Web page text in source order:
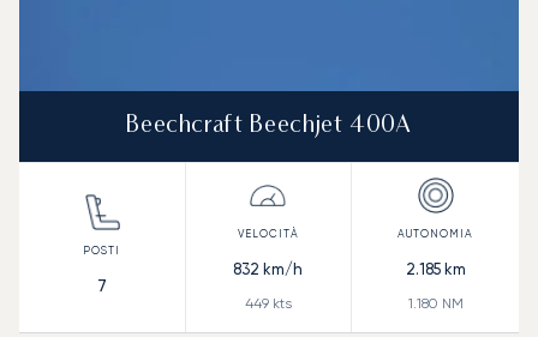
Beechcraft Beechjet 400A
7
832 km/h
449kts
2.185km
1.180 NM